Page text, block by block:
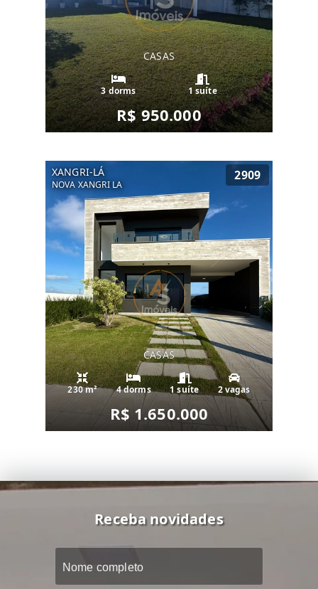
CASAS
3 dorms 1 suíte
R$ 950.000
XANGRI-LÁ
NOVA XANGRI LA
2909
CASAS
230 m² 4 dorms 1 suíte 2 vagas
R$ 1.650.000
Receba novidades